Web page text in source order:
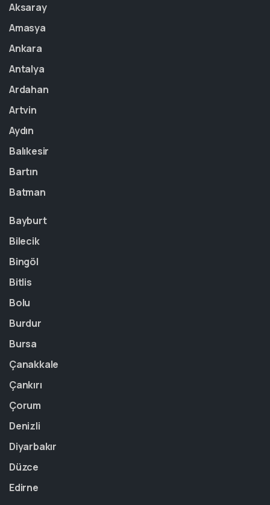
Aksaray
Amasya
Ankara
Antalya
Ardahan
Artvin
Aydın
Balıkesir
Bartın
Batman
Bayburt
Bilecik
Bingöl
Bitlis
Bolu
Burdur
Bursa
Çanakkale
Çankırı
Çorum
Denizli
Diyarbakır
Düzce
Edirne